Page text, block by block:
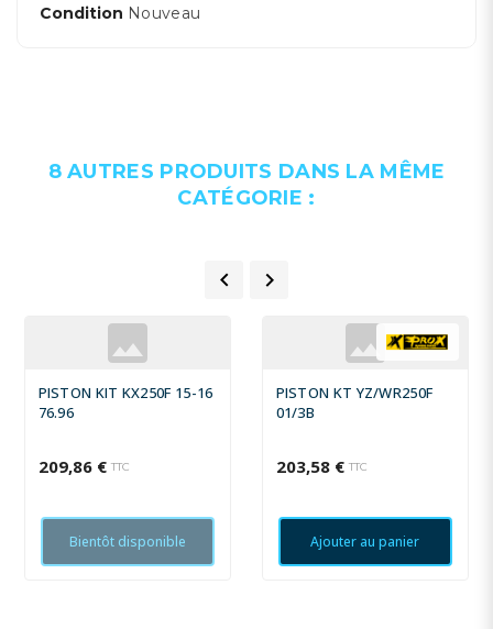
Condition Nouveau
8 AUTRES PRODUITS DANS LA MÊME
CATÉGORIE :
 
PISTON KIT KX250F 15-16
76.96
209,86 € TTC
Bientôt disponible
PISTON KT YZ/WR250F
01/3B
203,58 € TTC
Ajouter au panier